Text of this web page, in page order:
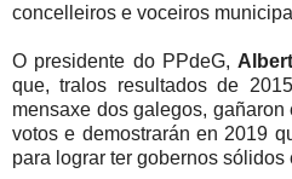
concelleiros e voceiros
O presidente do PPdeG,
que, tralos resultados de
mensaxe dos galegos,
votos e demostrarán en 2019
para lograr ter gobernos sólidos